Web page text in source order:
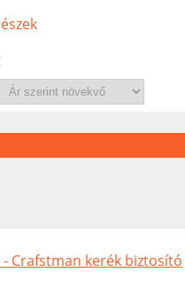
Crafstman kerék biztosító